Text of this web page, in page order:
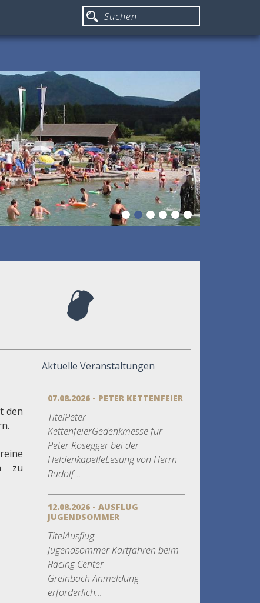
den
zu
Aktuelle Veranstaltungen
07.08.2026 - PETER KETTENFEIER
TitelPeter
KettenfeierGedenkmesse für
Peter Rosegger bei der
HeldenkapelleLesung von Herrn
Rudolf...
12.08.2026 - AUSFLUG
JUGENDSOMMER
TitelAusflug
Jugendsommer Kartfahren beim
Racing Center
Greinbach Anmeldung
erforderlich...